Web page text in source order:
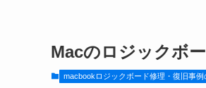
Macのロジックボ
macbookロジックボード修理・復旧事例